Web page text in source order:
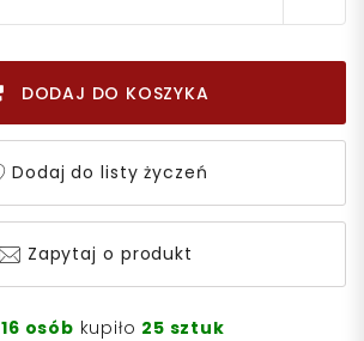
DODAJ DO KOSZYKA
Dodaj do listy życzeń
Zapytaj o produkt
16 osób kupiło 25 sztuk